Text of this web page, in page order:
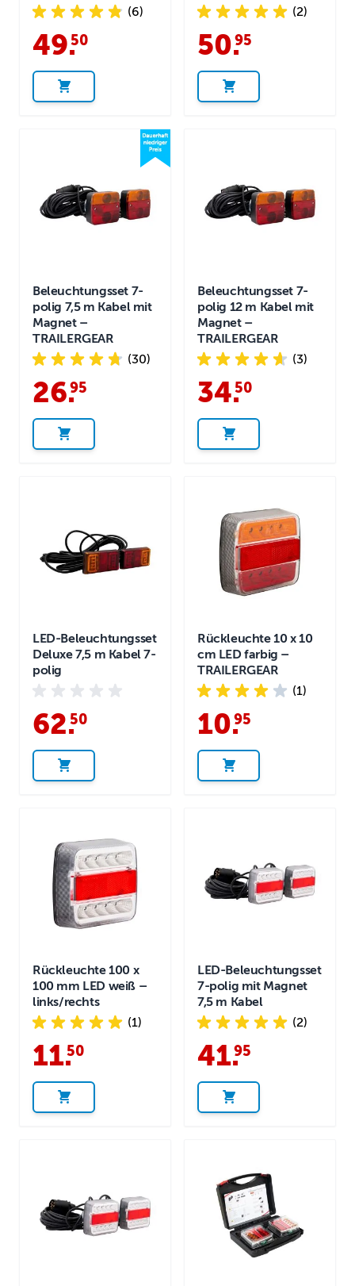
(6)
49.
50
(2)
50.
95
Beleuchtungsset 7-
polig 7,5 m Kabel mit
Magnet –
TRAILERGEAR
(30)
26.
95
Beleuchtungsset 7-
polig 12 m Kabel mit
Magnet –
TRAILERGEAR
(3)
34.
50
LED-Beleuchtungsset
Deluxe 7,5 m Kabel 7-
polig
62.
50
Rückleuchte 10 x 10
cm LED farbig –
TRAILERGEAR
(1)
10.
95
Rückleuchte 100 x
100 mm LED weiß –
links/rechts
(1)
11.
50
LED-Beleuchtungsset
7-polig mit Magnet
7,5 m Kabel
(2)
41.
95